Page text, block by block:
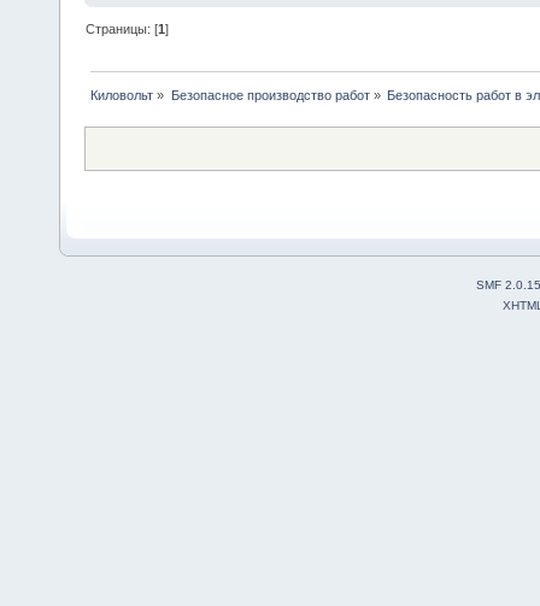
Страницы: [1]
Киловольт » Безопасное производство работ» Безопасность работ в
SMF 2.0.15